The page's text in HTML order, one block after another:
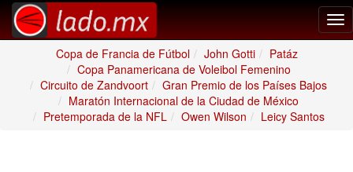
Copa de Francia de Fútbol
John Gotti
Patáz
Copa Panamericana de Voleibol Femenino
Circuito de Zandvoort
Gran Premio de los Países Bajos
Maratón Internacional de la Ciudad de México
Pretemporada de la NFL
Owen Wilson Leicy Santos